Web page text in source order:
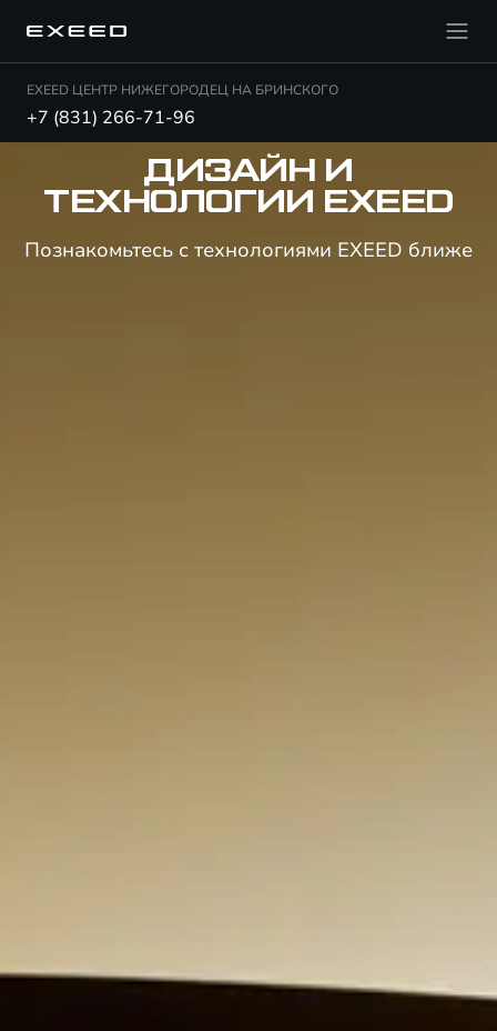
EXEED ЦЕНТР НИЖЕГОРОДЕЦ НА БРИНСКОГО
+7 (831) 266-71-96
ДИЗАЙН И
ТЕХНОЛОГИИ EXEED
Познакомьтесь с технологиями EXEED ближе